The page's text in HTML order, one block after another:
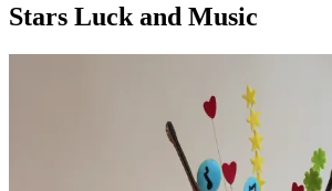
Stars Luck and Music